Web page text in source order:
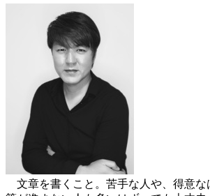
文章を書くこと。苦手な人や、得意な